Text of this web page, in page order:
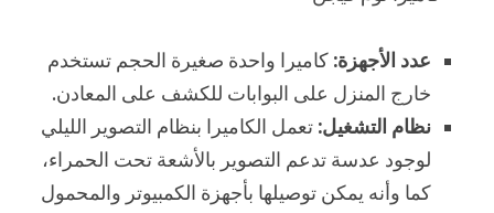
عدد الأجهزة: كاميرا واحدة صغيرة الحجم تستخدم
خارج المنزل على البوابات للكشف على المعادن.
نظام التشغيل: تعمل الكاميرا بنظام التصوير الليلي
لوجود عدسة تدعم التصوير بالأشعة تحت الحمراء،
كما وأنه يمكن توصيلها بأجهزة الكمبيوتر والمحمول